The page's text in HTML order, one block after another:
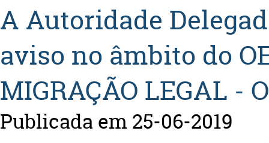
A Autoridade
aviso no âmbito do
MIGRAÇÃO LEGAL -
Publicada em 25-06-2019